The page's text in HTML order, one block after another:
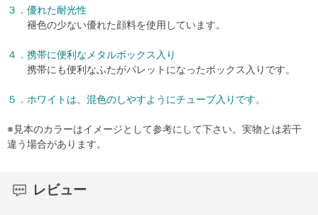
３．優れた耐光性
褪色の少ない優れた顔料を使用しています。
４．携帯に便利なメタルボックス入り
携帯にも便利なふたがパレットになったボックス入りです。
５．ホワイトは、混色のしやすようにチューブ入りです。
※見本のカラーはイメージとして参考にして下さい。実物とは若干
違う場合があります。
レビュー